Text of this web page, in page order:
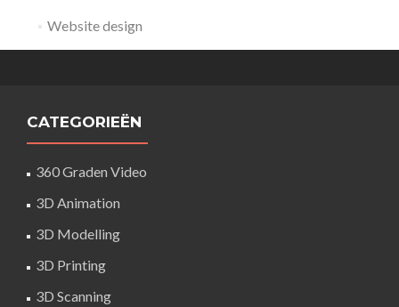
Website design
CATEGORIEËN
360 Graden Video
3D Animation
3D Modelling
3D Printing
3D Scanning